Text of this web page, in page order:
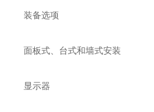
装备选项
面板式、台式和墙式安装
显示器